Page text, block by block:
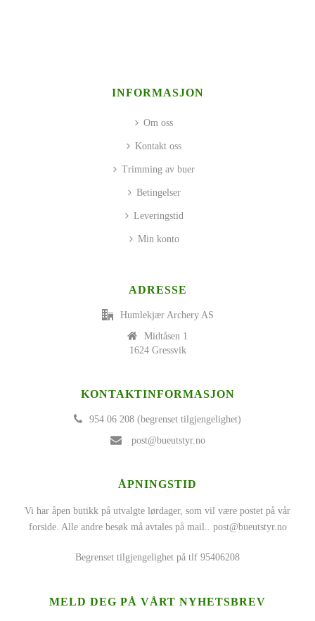
INFORMASJON
Om oss
Kontakt oss
Trimming av buer
Betingelser
Leveringstid
Min konto
ADRESSE
Humlekjær Archery AS
Midtåsen 1
1624 Gressvik
KONTAKTINFORMASJON
954 06 208 (begrenset tilgjengelighet)
post@bueutstyr.no
ÅPNINGSTID
Vi har åpen butikk på utvalgte lørdager, som vil være postet på vår
forside. Alle andre besøk må avtales på mail.. post@bueutstyr.no
Begrenset tilgjengelighet på tlf 95406208
MELD DEG PÅ VÅRT NYHETSBREV